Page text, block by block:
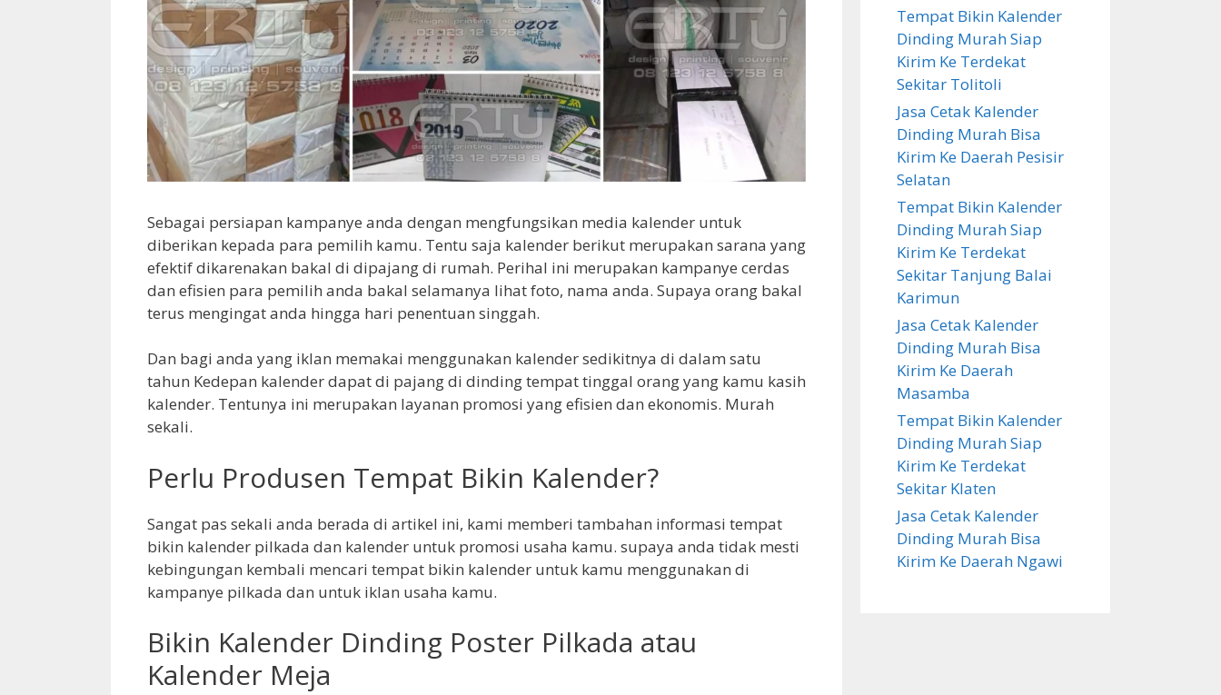
Sebagai persiapan kampanye anda dengan mengfungsikan media kalender untuk
diberikan kepada para pemilih kamu. Tentu saja kalender berikut merupakan sarana yang
efektif dikarenakan bakal di dipajang di rumah. Perihal ini merupakan kampanye cerdas
dan efisien para pemilih anda bakal selamanya lihat foto, nama anda. Supaya orang bakal
terus mengingat anda hingga hari penentuan singgah.
Dan bagi anda yang iklan memakai menggunakan kalender sedikitnya di dalam satu
tahun Kedepan kalender dapat di pajang di dinding tempat tinggal orang yang kamu kasih
kalender. Tentunya ini merupakan layanan promosi yang efisien dan ekonomis. Murah
sekali.
Perlu Produsen Tempat Bikin Kalender?
Sangat pas sekali anda berada di artikel ini, kami memberi tambahan informasi tempat
bikin kalender pilkada dan kalender untuk promosi usaha kamu. supaya anda tidak mesti
kebingungan kembali mencari tempat bikin kalender untuk kamu menggunakan di
kampanye pilkada dan untuk iklan usaha kamu.
Bikin Kalender Dinding Poster Pilkada atau
Kalender Meja
Tempat Bikin Kalender
Dinding Murah Siap
Kirim Ke Terdekat
Sekitar Tolitoli
Jasa Cetak Kalender
Dinding Murah Bisa
Kirim Ke Daerah Pesisir
Selatan
Tempat Bikin Kalender
Dinding Murah Siap
Kirim Ke Terdekat
Sekitar Tanjung Balai
Karimun
Jasa Cetak Kalender
Dinding Murah Bisa
Kirim Ke Daerah
Masamba
Tempat Bikin Kalender
Dinding Murah Siap
Kirim Ke Terdekat
Sekitar Klaten
Jasa Cetak Kalender
Dinding Murah Bisa
Kirim Ke Daerah Ngawi